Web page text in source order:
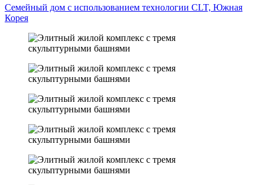
Семейный дом с использованием технологии CLT, Южная
Корея